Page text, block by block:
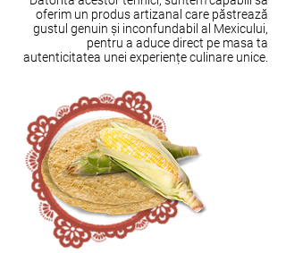
oferim un produs artizanal care păstrează
gustul genuin și inconfundabil al Mexicului,
pentru a aduce direct pe masa ta
autenticitatea unei experiențe culinare unice.